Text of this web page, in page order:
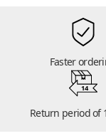
Faster
14
Return period of